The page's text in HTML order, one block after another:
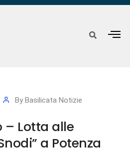
By Basilicata Notizie
– Lotta alle
a Potenza